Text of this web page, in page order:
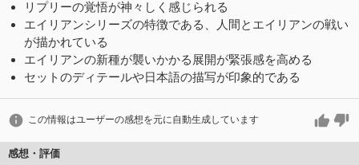
リプリーの覚悟が神々しく感じられる
エイリアンシリーズの特徴である、人間とエイリアンの戦い
が描かれている
エイリアンの新種が襲いかかる展開が緊張感を高める
セットのディテールや日本語の描写が印象的である
この情報はユーザーの感想を元に自動生成しています
感想・評価